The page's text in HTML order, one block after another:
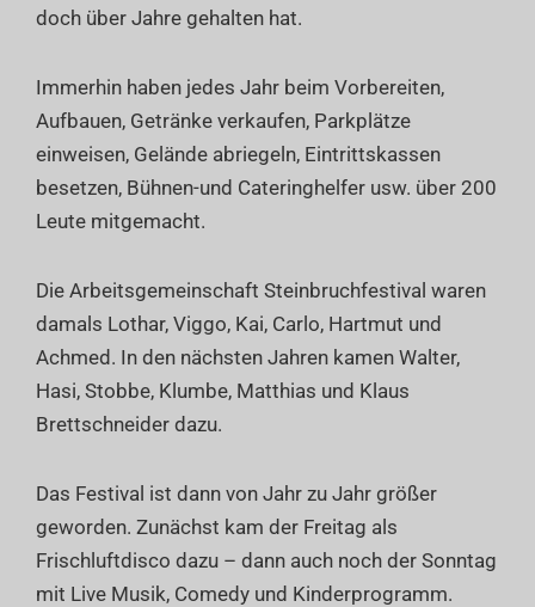
doch über Jahre gehalten hat.
Immerhin haben jedes Jahr beim Vorbereiten,
Aufbauen, Getränke verkaufen, Parkplätze
einweisen, Gelände abriegeln, Eintrittskassen
besetzen, Bühnen-und Cateringhelfer usw. über 200
Leute mitgemacht.
Die Arbeitsgemeinschaft Steinbruchfestival waren
damals Lothar, Viggo, Kai, Carlo, Hartmut und
Achmed. In den nächsten Jahren kamen Walter,
Hasi, Stobbe, Klumbe, Matthias und Klaus
Brettschneider dazu.
Das Festival ist dann von Jahr zu Jahr größer
geworden. Zunächst kam der Freitag als
Frischluftdisco dazu – dann auch noch der Sonntag
mit Live Musik, Comedy und Kinderprogramm.